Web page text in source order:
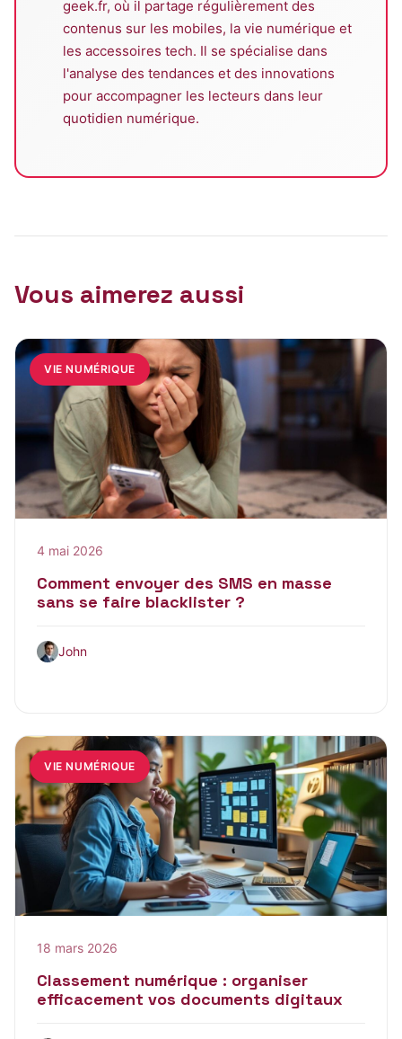
geek.fr, où il partage régulièrement des
contenus sur les mobiles, la vie numérique et
les accessoires tech. Il se spécialise dans
l'analyse des tendances et des innovations
pour accompagner les lecteurs dans leur
quotidien numérique.
Vous aimerez aussi
VIE NUMÉRIQUE
4 mai 2026
Comment envoyer des SMS en masse
sans se faire blacklister ?
John
VIE NUMÉRIQUE
18 mars 2026
Classement numérique : organiser
efficacement vos documents digitaux